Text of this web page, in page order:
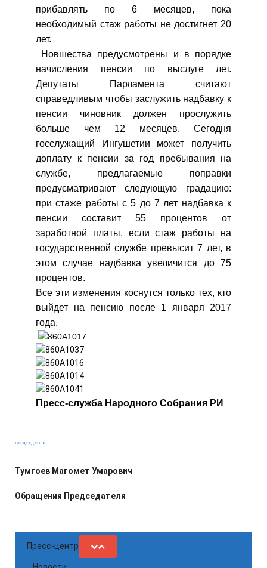
прибавлять по 6 месяцев, пока
необходимый стаж работы не достигнет 20
лет.
Новшества предусмотрены и в порядке
начисления пенсии по выслуге лет.
Депутаты Парламента считают
справедливым чтобы заслужить надбавку к
пенсии чиновник должен прослужить
больше чем 12 месяцев. Сегодня
госслужащий Ингушетии может получить
доплату к пенсии за год пребывания на
службе, предлагаемые поправки
предусматривают следующую градацию:
при стаже работы с 5 до 7 лет надбавка к
пенсии составит 55 процентов от
заработной платы, если стаж работы на
государственной службе превысит 7 лет, в
этом случае надбавка увеличится до 75
процентов.
Все эти изменения коснутся только тех, кто
выйдет на пенсию после 1 января 2017
года.
Пресс-служба Народного Собрания РИ
ПРЕДСЕДАТЕЛЬ
Тумгоев Магомет Умарович
Обращения Председателя
Пресс-центр